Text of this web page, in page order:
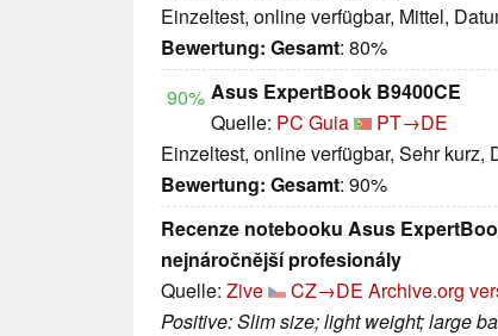
Einzeltest, online verfügbar, Mittel,
Bewertung: Gesamt: 80%
90% Asus ExpertBook B9400CE
Quelle: PC Guia
PT→DE
Einzeltest, online verfügbar, Sehr kurz,
Bewertung: Gesamt: 90%
Recenze notebooku Asus
nejnáročnější profesionály
Quelle: Zive CZ→DE Archive.org
Positive: Slim size; light weight; large